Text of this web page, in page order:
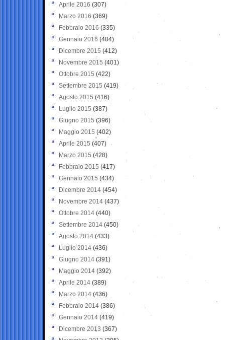
Aprile 2016 (307)
Marzo 2016 (369)
Febbraio 2016 (335)
Gennaio 2016 (404)
Dicembre 2015 (412)
Novembre 2015 (401)
Ottobre 2015 (422)
Settembre 2015 (419)
Agosto 2015 (416)
Luglio 2015 (387)
Giugno 2015 (396)
Maggio 2015 (402)
Aprile 2015 (407)
Marzo 2015 (428)
Febbraio 2015 (417)
Gennaio 2015 (434)
Dicembre 2014 (454)
Novembre 2014 (437)
Ottobre 2014 (440)
Settembre 2014 (450)
Agosto 2014 (433)
Luglio 2014 (436)
Giugno 2014 (391)
Maggio 2014 (392)
Aprile 2014 (389)
Marzo 2014 (436)
Febbraio 2014 (386)
Gennaio 2014 (419)
Dicembre 2013 (367)